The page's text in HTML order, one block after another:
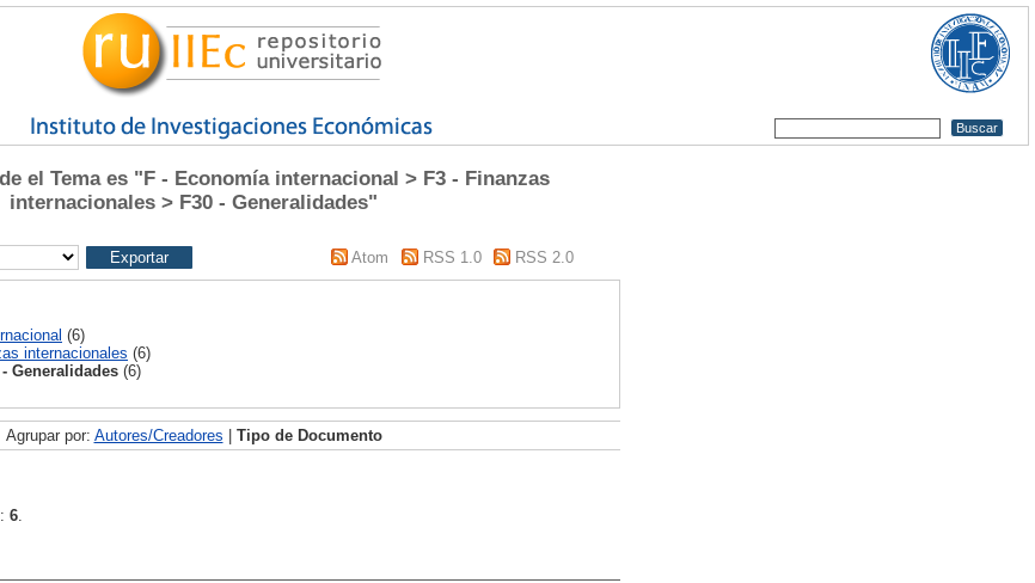
el Tema es "F - Economía internacional > F3 - Finanzas
internacionales > F30 - Generalidades"
Atom RSS 1.0 RSS 2.0
(6)
internacionales (6)
- Generalidades (6)
Agrupar por: Autores/Creadores | Tipo de Documento
6